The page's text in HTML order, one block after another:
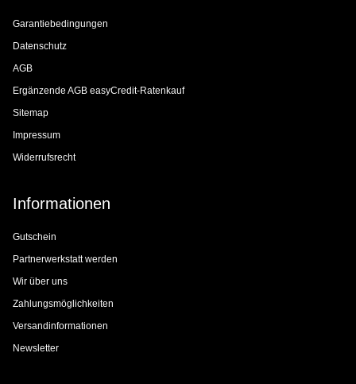
Garantiebedingungen
Datenschutz
AGB
Ergänzende AGB easyCredit-Ratenkauf
Sitemap
Impressum
Widerrufsrecht
Informationen
Gutschein
Partnerwerkstatt werden
Wir über uns
Zahlungsmöglichkeiten
Versandinformationen
Newsletter